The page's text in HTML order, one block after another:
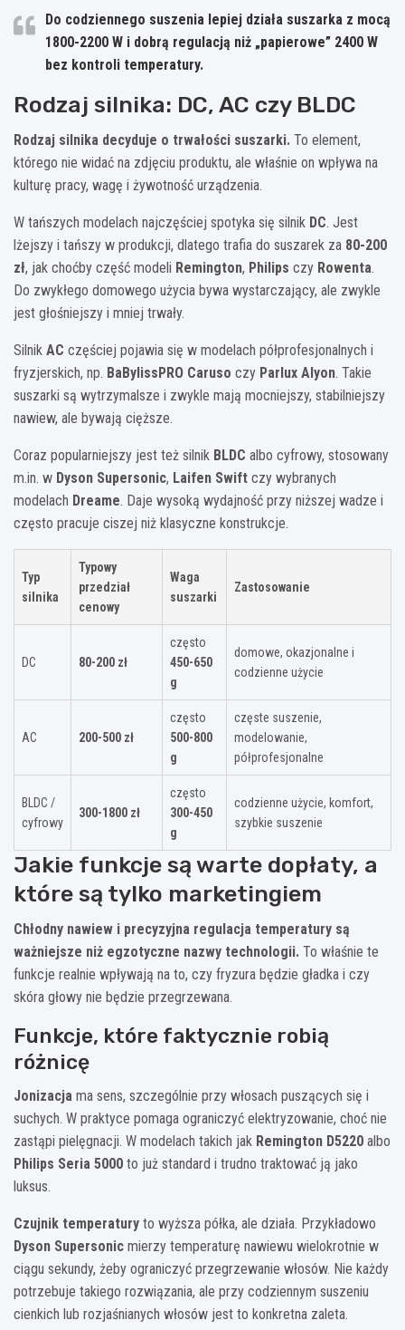
Do codziennego suszenia lepiej działa suszarka z mocą
1800-2200 W i dobrą regulacją niż „papierowe” 2400 W
bez kontroli temperatury.
Rodzaj silnika: DC, AC czy BLDC
Rodzaj silnika decyduje o trwałości suszarki. To element,
którego nie widać na zdjęciu produktu, ale właśnie on wpływa na
kulturę pracy, wagę i żywotność urządzenia.
W tańszych modelach najczęściej spotyka się silnik DC. Jest
lżejszy i tańszy w produkcji, dlatego trafia do suszarek za 80-200
zł, jak choćby część modeli Remington, Philips czy Rowenta.
Do zwykłego domowego użycia bywa wystarczający, ale zwykle
jest głośniejszy i mniej trwały.
Silnik AC częściej pojawia się w modelach półprofesjonalnych i
fryzjerskich, np. BaBylissPRO Caruso czy Parlux Alyon. Takie
suszarki są wytrzymalsze i zwykle mają mocniejszy, stabilniejszy
nawiew, ale bywają cięższe.
Coraz popularniejszy jest też silnik BLDC albo cyfrowy, stosowany
m.in. w Dyson Supersonic, Laifen Swift czy wybranych
modelach Dreame. Daje wysoką wydajność przy niższej wadze i
często pracuje ciszej niż klasyczne konstrukcje.
Typ
silnika
Typowy
przedział
cenowy
Waga
suszarki
Zastosowanie
DC 80-200 zł
często
450-650
g
domowe, okazjonalne i
codzienne użycie
AC 200-500 zł
często
500-800
g
częste suszenie,
modelowanie,
półprofesjonalne
BLDC /
cyfrowy
300-1800 zł
często
300-450
g
codzienne użycie, komfort,
szybkie suszenie
Jakie funkcje są warte dopłaty, a
które są tylko marketingiem
Chłodny nawiew i precyzyjna regulacja temperatury są
ważniejsze niż egzotyczne nazwy technologii. To właśnie te
funkcje realnie wpływają na to, czy fryzura będzie gładka i czy
skóra głowy nie będzie przegrzewana.
Funkcje, które faktycznie robią
różnicę
Jonizacja ma sens, szczególnie przy włosach puszących się i
suchych. W praktyce pomaga ograniczyć elektryzowanie, choć nie
zastąpi pielęgnacji. W modelach takich jak Remington D5220 albo
Philips Seria 5000 to już standard i trudno traktować ją jako
luksus.
Czujnik temperatury to wyższa półka, ale działa. Przykładowo
Dyson Supersonic mierzy temperaturę nawiewu wielokrotnie w
ciągu sekundy, żeby ograniczyć przegrzewanie włosów. Nie każdy
potrzebuje takiego rozwiązania, ale przy codziennym suszeniu
cienkich lub rozjaśnianych włosów jest to konkretna zaleta.